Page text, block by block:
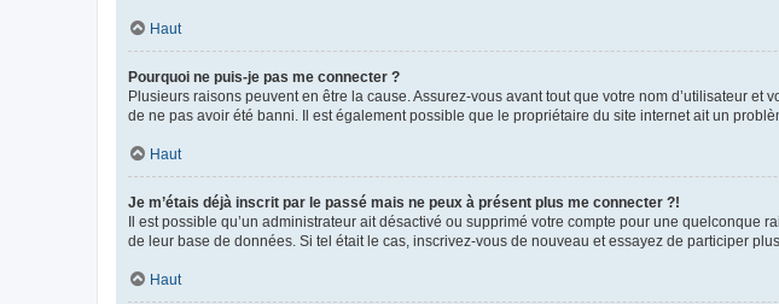
Haut
Pourquoi ne puis-je pas me connecter ?
Plusieurs raisons peuvent en être la cause. Assurez-vous avant tout que votre nom d’utilisateur
de ne pas avoir été banni. Il est également possible que le propriétaire du site internet ait un
Haut
Je m’étais déjà inscrit par le passé mais ne peux à présent plus me connecter ?!
Il est possible qu’un administrateur ait désactivé ou supprimé votre compte pour une
de leur base de données. Si tel était le cas, inscrivez-vous de nouveau et essayez de participer
Haut